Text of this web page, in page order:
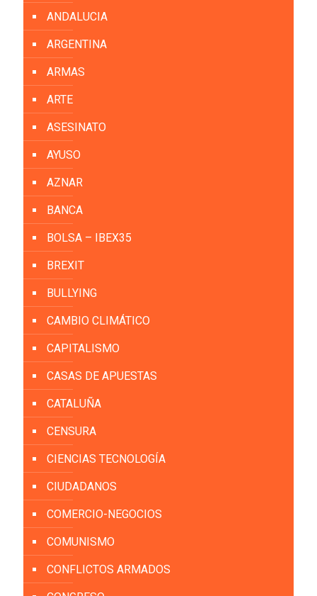
ANDALUCIA
ARGENTINA
ARMAS
ARTE
ASESINATO
AYUSO
AZNAR
BANCA
BOLSA – IBEX35
BREXIT
BULLYING
CAMBIO CLIMÁTICO
CAPITALISMO
CASAS DE APUESTAS
CATALUÑA
CENSURA
CIENCIAS TECNOLOGÍA
CIUDADANOS
COMERCIO-NEGOCIOS
COMUNISMO
CONFLICTOS ARMADOS